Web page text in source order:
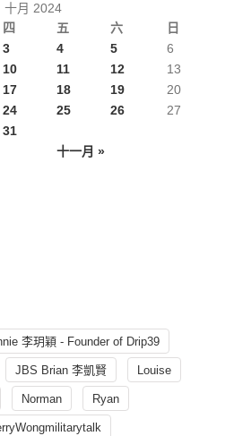
十月 2024
四 五 六 日
十一月 »
3 4 5
6
10 11 12
13
17 18 19
20
24 25 26
27
31
李玥穎 - Founder of Drip39
JBS Brian 李凱賢 Louise
Norman Ryan